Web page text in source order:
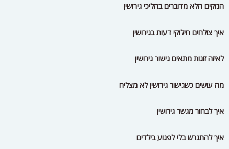
הנזקים הלא מדוברים בהליכי גירושין
איך צולחים חילוקי דעות בגירושין
לאיזה זוגות מתאים גישור גירושין
מה עושים כשגישור גירושין לא מצליח
איך לבחור מגשר גירושין
איך להתגרש בלי לפגוע בילדים